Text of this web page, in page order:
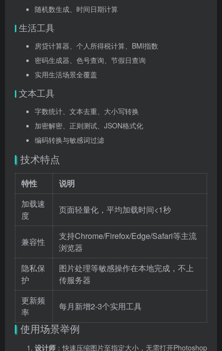
随机数生成、时间日期计算
生活工具
房贷计算器、个人所得税计算、BMI指数
密码生成器、色号查询、节假日查询
实用生活场景全覆盖
文本工具
字数统计、文本去重、大小写转换
加密解密、正则测试、JSON格式化
编码转换与敏感词过滤
技术特点
特性
说明
加载速
度
页面轻量化，平均加载时间<1秒
兼容性
支持Chrome/Firefox/Edge/Safari等主流
浏览器
隐私保
护
图片处理等敏感操作在本地完成，不上
传服务器
更新频
率
每月新增2-3个实用工具
使用场景举例
设计师 ：快速压缩图片至指定大小，无需打开Photoshop